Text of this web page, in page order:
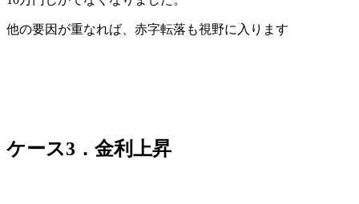
他の要因が重なれば、赤字転落も視野に入ります
ケース3．金利上昇